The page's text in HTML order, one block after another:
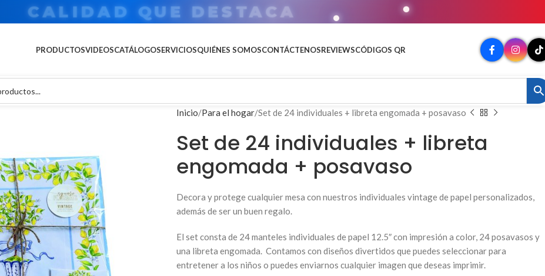
TU MARCA EN GRAN FORMATO
PRODUCTOSVIDEOSCATÁLOGOSERVICIOSQUIÉNES SOMOSCONTÁCTENOSREVIEWSCÓDIGOS QR
Inicio Para el hogar Set de 24 individuales + libreta engomada + posavaso
Set de 24 individuales + libreta
engomada + posavaso
Decora y protege cualquier mesa con nuestros individuales vintage de papel personalizados,
además de ser un buen regalo.
El set consta de 24 manteles individuales de papel 12.5″ con impresión a color, 24 posavasos y
una libreta engomada. Contamos con diseños divertidos que puedes seleccionar para
entretener a los niños o puedes enviarnos cualquier imagen que deseas imprimir.